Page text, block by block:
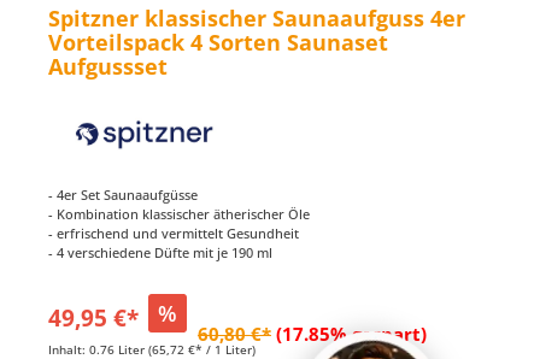
Spitzner klassischer Saunaaufguss 4er
Vorteilspack 4 Sorten Saunaset
Aufgussset
- 4er Set Saunaaufgüsse
- Kombination klassischer ätherischer Öle
- erfrischend und vermittelt Gesundheit
- 4 verschiedene Düfte mit je 190 ml
49,95 €* %
60,80 €* (17.85% gespart)
Inhalt: 0.76 Liter (65,72 €* / 1 Liter)